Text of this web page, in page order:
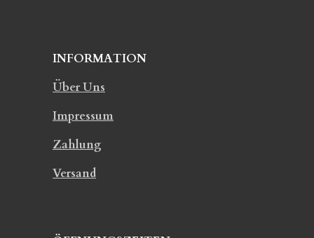
INFORMATION
Über Uns
Impressum
Zahlung
Versand